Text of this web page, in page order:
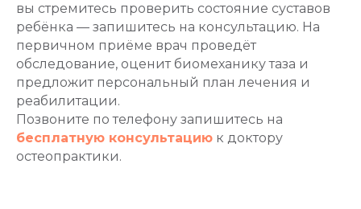
вы стремитесь проверить состояние суставов
ребёнка — запишитесь на консультацию. На
первичном приёме врач проведёт
обследование, оценит биомеханику таза и
предложит персональный план лечения и
реабилитации.
Позвоните по телефону запишитесь на
бесплатную консультацию к доктору
остеопрактики.